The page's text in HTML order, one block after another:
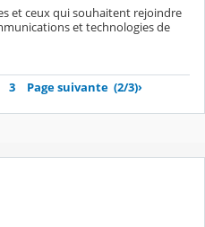
et ceux qui souhaitent rejoindre
et technologies de
3 Page suivante (2/3)›